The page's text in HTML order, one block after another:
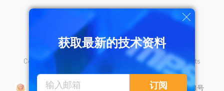
需要帮助？
Copyright © 2026 Monolithic Power Systems, Inc. All rights
沪公网安备 31010402008155号
沪ICP备18023031号
获取最新的技术资料
订阅